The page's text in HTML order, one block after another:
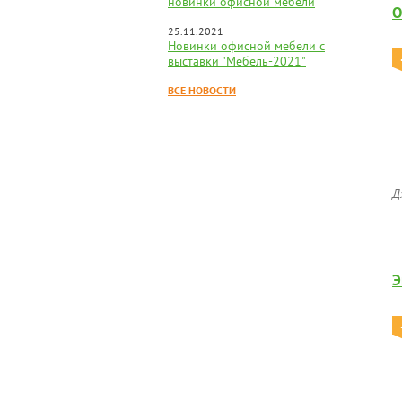
25.11.2021
Новинки офисной мебели с
выставки "Мебель-2021"
ВСЕ НОВОСТИ